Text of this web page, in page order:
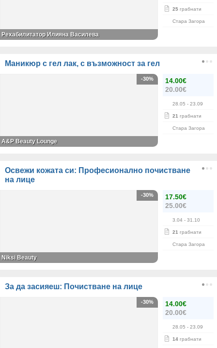
25 грабнати
Стара Загора
Рехабилитатор Илияна Василева
Маникюр с гел лак, с възможност за гел
14.00€
20.00€
28.05 - 23.09
21 грабнати
Стара Загора
-30%
A&P Beauty Lounge
Освежи кожата си: Професионално почистване
на лице
17.50€
25.00€
3.04 - 31.10
21 грабнати
Стара Загора
-30%
Niksi Beauty
За да засияеш: Почистване на лице
14.00€
20.00€
28.05 - 23.09
14 грабнати
-30%